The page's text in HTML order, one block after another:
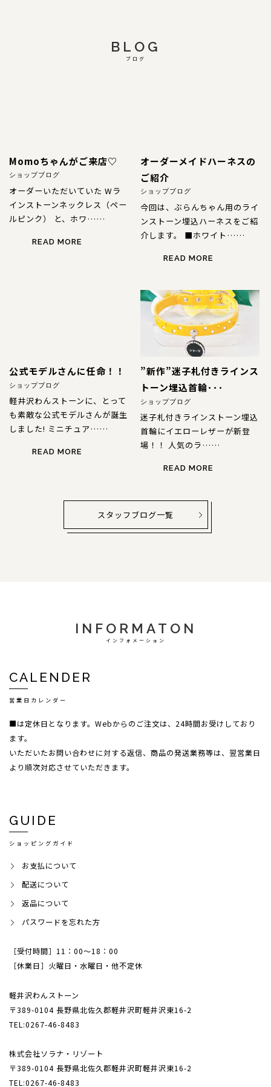
BLOG
ブログ
Momoちゃんがご来店♡
ショップブログ
オーダーいただいていた Wラ
インストーンネックレス（ペー
ルピンク） と、ホワ……
READ MORE
オーダーメイドハーネスの
ご紹介
ショップブログ
今回は、ぶらんちゃん用のライ
ンストーン埋込ハーネスをご紹
介します。 ■ホワイト……
READ MORE
公式モデルさんに任命！！
ショップブログ
軽井沢わんストーンに、とって
も素敵な公式モデルさんが誕生
しました! ミニチュア……
READ MORE
”新作”迷子札付きラインス
トーン埋込首輪･･･
ショップブログ
迷子札付きラインストーン埋込
首輪にイエローレザーが新登
場！！ 人気のラ……
READ MORE
スタッフブログ一覧
INFORMATON
インフォメーション
CALENDER
営業日カレンダー
■は定休日となります。Webからのご注文は、24時間お受けしており
ます。
いただいたお問い合わせに対する返信、商品の発送業務等は、翌営業日
より順次対応させていただきます。
GUIDE
ショッピングガイド
お支払について
配送について
返品について
パスワードを忘れた方
［受付時間］11：00～18：00
［休業日］火曜日・水曜日・他不定休
軽井沢わんストーン
〒389-0104 長野県北佐久郡軽井沢町軽井沢東16-2
TEL:0267-46-8483
株式会社ソラナ・リゾート
〒389-0104 長野県北佐久郡軽井沢町軽井沢東16-2
TEL:0267-46-8483